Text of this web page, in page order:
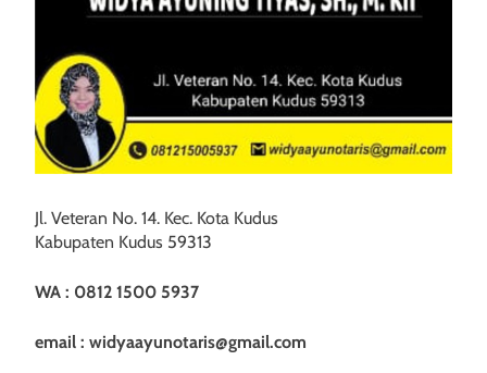
Jl. Veteran No. 14. Kec. Kota Kudus
Kabupaten Kudus 59313
WA : 0812 1500 5937
email : widyaayunotaris@gmail.com